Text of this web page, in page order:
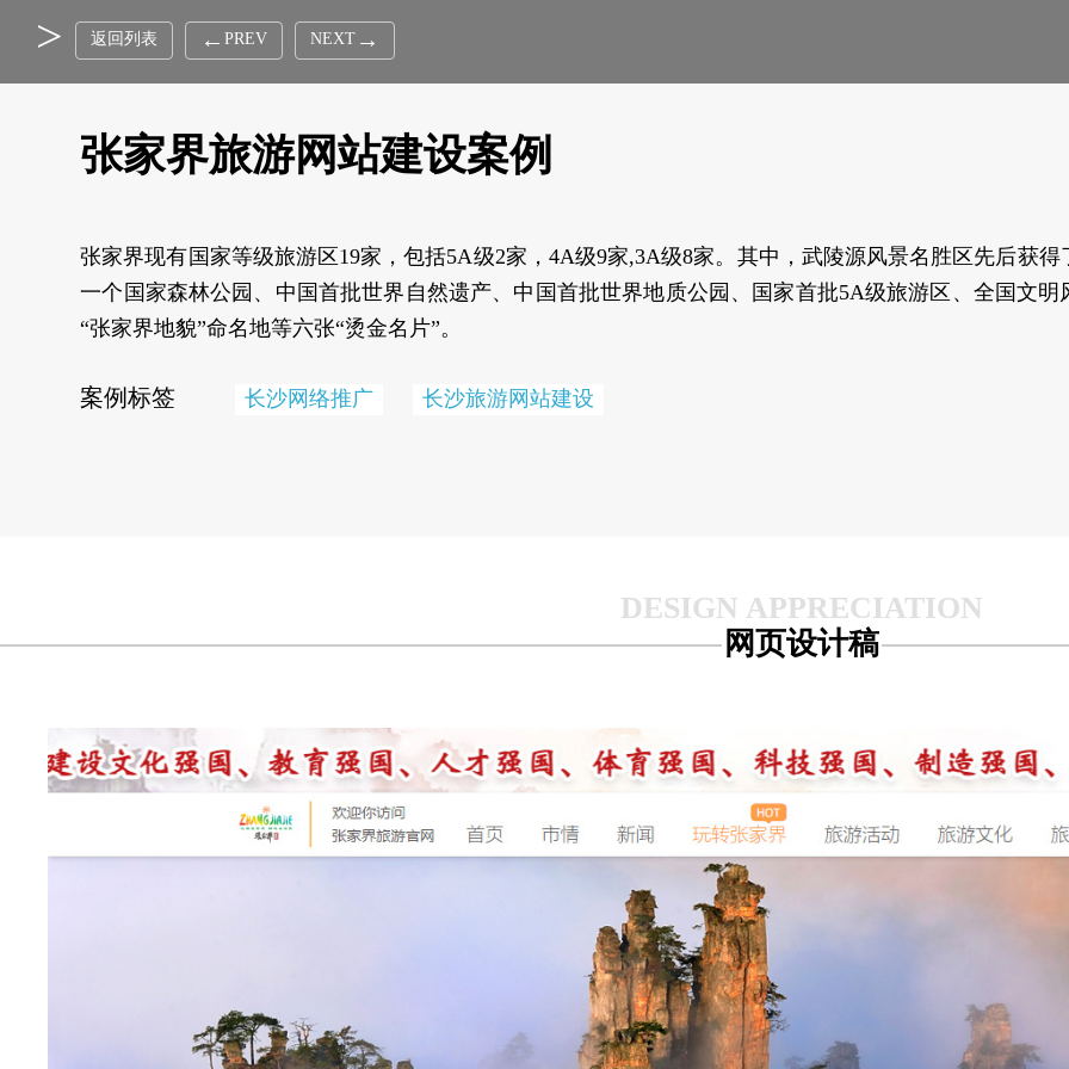
返回列表 PREV NEXT
张家界旅游网站建设案例
张家界现有国家等级旅游区19家，包括5A级2家，4A级9家,3A级8家。其中，武陵源风景名胜区先后获得
一个国家森林公园、中国首批世界自然遗产、中国首批世界地质公园、国家首批5A级旅游区、全国文明
“张家界地貌”命名地等六张“烫金名片”。
案例标签 长沙网络推广 长沙旅游网站建设
网页设计稿